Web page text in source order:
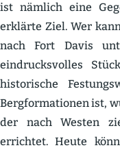
ist nämlich eine
erklärte Ziel. Wer
nach Fort Davis
eindrucks­volles
histo­rische
Bergfor­ma­tionen ist,
der nach Westen
errichtet. Heute